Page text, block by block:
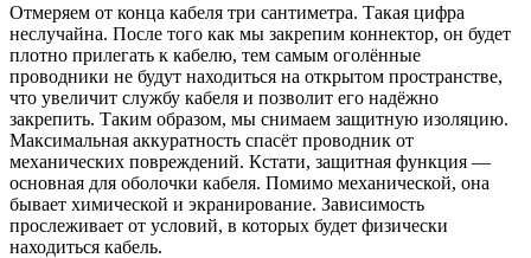
Отмеряем от конца кабеля три сантиметра. Такая цифра
неслучайна. После того как мы закрепим коннектор, он будет
плотно прилегать к кабелю, тем самым оголённые
проводники не будут находиться на открытом пространстве,
что увеличит службу кабеля и позволит его надёжно
закрепить. Таким образом, мы снимаем защитную изоляцию.
Максимальная аккуратность спасёт проводник от
механических повреждений. Кстати, защитная функция —
основная для оболочки кабеля. Помимо механической, она
бывает химической и экранирование. Зависимость
прослеживает от условий, в которых будет физически
находиться кабель.